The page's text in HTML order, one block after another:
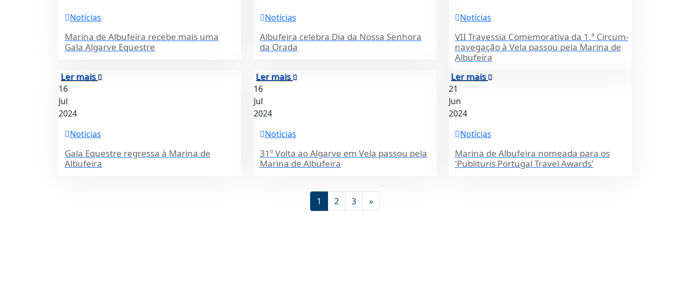
Notícias
Marina de Albufeira recebe mais uma
Gala Algarve Equestre
Notícias
Albufeira celebra Dia da Nossa Senhora
da Orada
Notícias
VII Travessia Comemorativa da 1.ª Circum-
navegação à Vela passou pela Marina de
Albufeira
Ler mais
16
Jul
2024
Notícias
Gala Equestre regressa à Marina de
Albufeira
Ler mais
16
Jul
2024
Notícias
31º Volta ao Algarve em Vela passou pela
Marina de Albufeira
Ler mais
21
Jun
2024
Notícias
Marina de Albufeira nomeada para os
'Publituris Portugal Travel Awards'
1 2 3 »